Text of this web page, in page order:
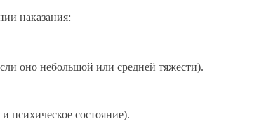
наказания:
оно небольшой или средней тяжести).
психическое состояние).